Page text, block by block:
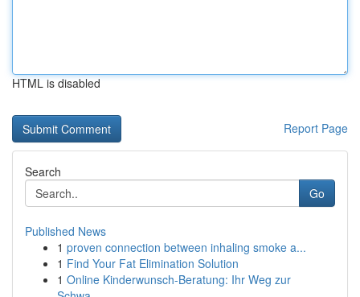
HTML is disabled
Report Page
Search
Go
Published News
1 proven connection between inhaling smoke a...
1 Find Your Fat Elimination Solution
1 Online Kinderwunsch-Beratung: Ihr Weg zur